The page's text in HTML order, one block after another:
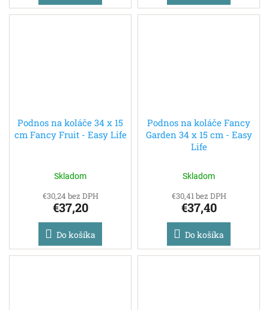
Podnos na koláče 34 x 15
cm Fancy Fruit - Easy Life
Skladom
€30,24 bez DPH
€37,20
Do košíka
Podnos na koláče Fancy
Garden 34 x 15 cm - Easy
Life
Skladom
€30,41 bez DPH
€37,40
Do košíka